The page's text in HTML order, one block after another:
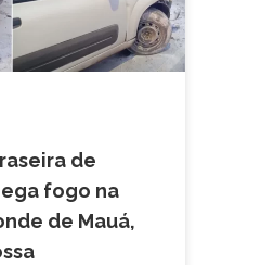
de
fogo na
de Mauá,